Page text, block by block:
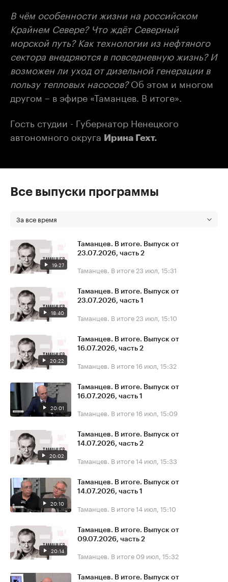
В чём особенности жизни на российском
Крайнем Севере? Что ждёт Северный
морской путь? Как технологии из нефтяного
сектора внедряются в повседневную жизнь? И
возможен ли уход от дизельной генерации в
пользу тепловых насосов?Об этом и многом
другом – в эфире «Таманцев. В итоге».
Гость студии - Губернатор Ненецкого
автономного округа
Ирина Гехт.
Все выпуски программы
За все время
19:27
Таманцев. В итоге. Выпуск от
23.07.2026, часть 2
Таманцев. В итоге 23 июл, 15:31
18:40
Таманцев. В итоге. Выпуск от
23.07.2026, часть 1
Таманцев. В итоге 23 июл, 15:10
20:22
Таманцев. В итоге. Выпуск от
16.07.2026, часть 2
Таманцев. В итоге16 июл, 15:32
20:01
Таманцев. В итоге. Выпуск от
16.07.2026, часть 1
Таманцев. В итоге16 июл, 15:09
20:02
Таманцев. В итоге. Выпуск от
14.07.2026, часть 2
Таманцев. В итоге14 июл, 15:33
20:10
Таманцев. В итоге. Выпуск от
14.07.2026, часть 1
Таманцев. В итоге14 июл, 15:10
20:14
Таманцев. В итоге. Выпуск от
09.07.2026, часть 2
Таманцев. В итоге 09 июл, 15:32
Таманцев. В итоге. Выпуск от